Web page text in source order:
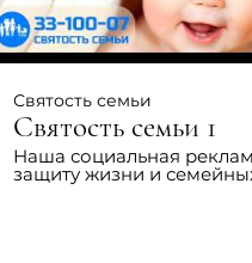
Святость семьи
Святость семьи 1
Наша социальная
защиту жизни и